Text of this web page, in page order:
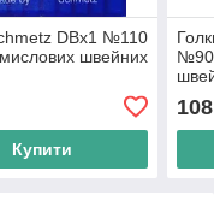
DBх1 №110
швейних
Купити
№90
108